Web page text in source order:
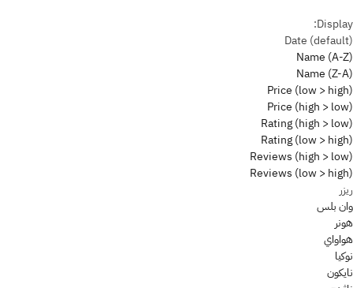
Display:
Date (default)
Name (A-Z)
Name (Z-A)
Price (low > high)
Price (high > low)
Rating (high > low)
Rating (low > high)
Reviews (high > low)
Reviews (low > high)
ريزر
وان بلس
هونر
هواواي
نوكيا
نايكون